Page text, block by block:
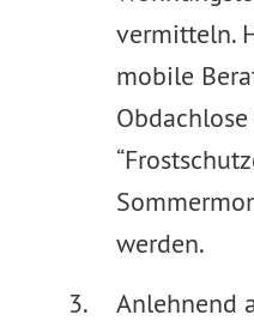
vermitteln.
mobile
werden.
Anlehnend